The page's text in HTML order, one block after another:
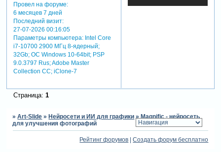
фото в instagram будут
удобный инструмент.
чтобы улучшить свои
фотографии. просто
выберите желаемое
Провел на форуме:
6 месяцев 7 дней
Последний визит:
27-07-2026 00:16:05
Параметры компьютера:Intel Core
i7-10700 2900 МГц 8-ядерный;
32Gb; ОС Windows 10-64bit; PSP
9.0.3797 Rus; Adobe Master
Collection СС; iClone-7
Страница: 1
»Art-Slide »Нейросети и ИИ для графики »Magnific - нейросеть
для улучшения фотографий
Рейтинг форумов |Создать форум бесплатно